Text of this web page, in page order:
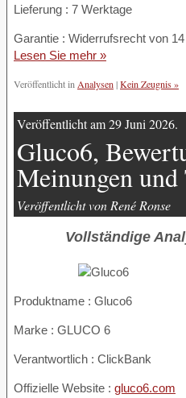
Lieferung : 7 Werktage
Garantie : Widerrufsrecht von 14
Lesen Sie mehr »
Veröffentlicht inAnalysen|Kein Zeugnis »
Veröffentlicht am 29 Juni 2026.
Gluco6,
Meinungen
Veröffentlicht von René Ronse
Vollständige
Produktname : Gluco6
Marke : GLUCO 6
Verantwortlich : ClickBank
Offizielle Website : gluco6.com